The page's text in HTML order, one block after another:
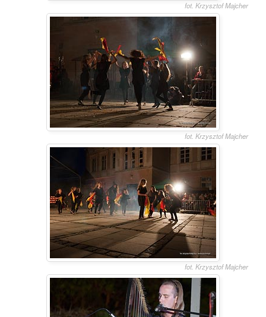
fot. Krzysztof Majcher
fot. Krzysztof Majcher
fot. Krzysztof Majcher